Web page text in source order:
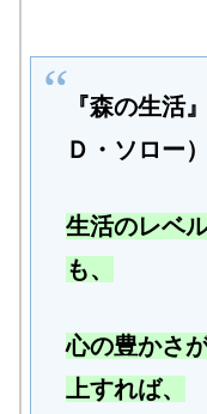
『森の生活
Ｄ・ソロー
生活のレベ
も、
心の豊かさ
上すれば、